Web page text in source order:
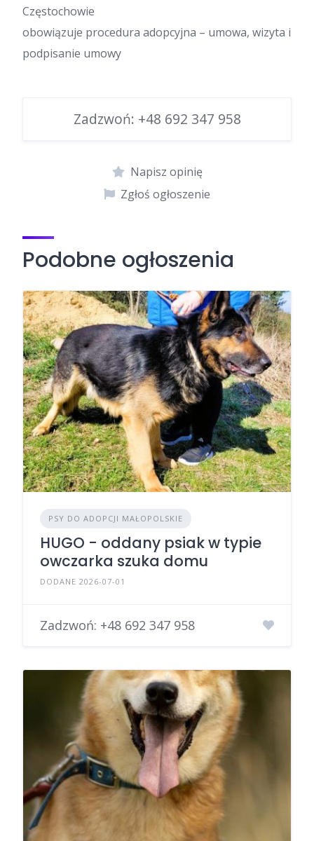
Częstochowie
obowiązuje procedura adopcyjna – umowa, wizyta i
podpisanie umowy
Zadzwoń: +48 692 347 958
Napisz opinię
Zgłoś ogłoszenie
Podobne ogłoszenia
PSY DO ADOPCJI MAŁOPOLSKIE
HUGO - oddany psiak w typie
owczarka szuka domu
DODANE 2026-07-01
Zadzwoń: +48 692 347 958